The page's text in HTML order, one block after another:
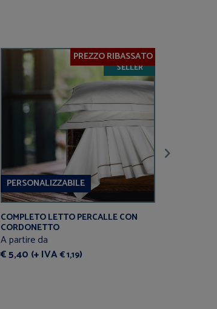
BEST
SELLER
PREZZO RIBASSATO
PERSONALIZZABILE
COMPLETO LETTO PERCALLE CON
CORDONETTO
A partire da
€ 5,40 (+ IVA€ 1,19)